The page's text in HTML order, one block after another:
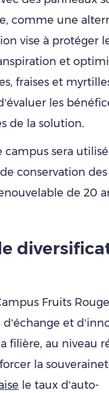
comme une
vise à protéger
et
fraises et
les
de la solution.
campus sera
conservation
de 20
Fruits
et
filière, au niveau
la
le taux d’auto-